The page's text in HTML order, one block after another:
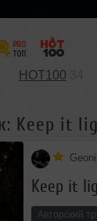
HOT100
Keep it
Keep it
Авторский